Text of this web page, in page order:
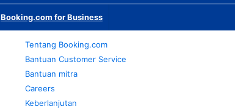
Booking.com for Business
Tentang Booking.com
Bantuan Customer Service
Bantuan mitra
Careers
Keberlanjutan